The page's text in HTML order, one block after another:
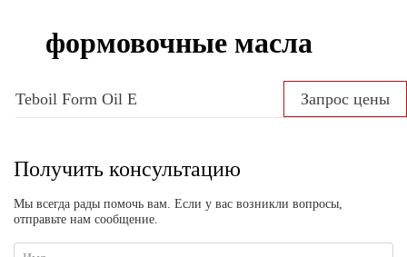
формовочные масла
Teboil Form Oil E Запрос цены
Получить консультацию
Мы всегда рады помочь вам. Если у вас возникли вопросы,
отправьте нам сообщение.